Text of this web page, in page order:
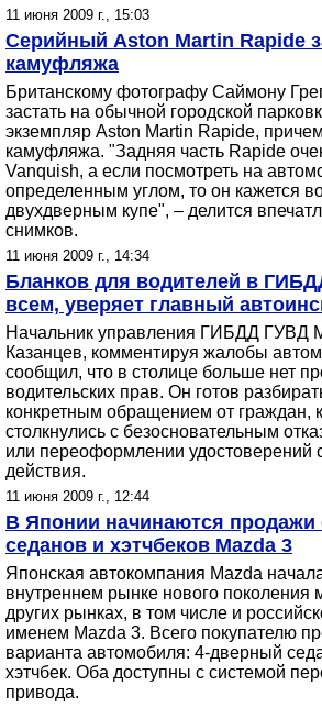
11 июня 2009 г., 15:03
Серийный Aston Martin Rapide
камуфляжа
Британскому фотографу Саймону
застать на обычной городской
экземпляр Aston Martin Rapide,
камуфляжа. "Задняя часть Rapide
Vanquish, а если посмотреть на
определенным углом, то он кажется
двухдверным купе", – делится
снимков.
11 июня 2009 г., 14:34
Бланков для водителей в
всем, уверяет главный
Начальник управления ГИБДД ГУВД
Казанцев, комментируя жалобы
сообщил, что в столице больше нет
водительских прав. Он готов
конкретным обращением от граждан,
столкнулись с безосновательным
или переоформлении удостоверений
действия.
11 июня 2009 г., 12:44
В Японии начинаются
седанов и хэтчбеков Mazda 3
Японская автокомпания Mazda
внутреннем рынке нового поколения
других рынках, в том числе и
именем Mazda 3. Всего покупателю
варианта автомобиля: 4-дверный
хэтчбек. Оба доступны с системой
привода.